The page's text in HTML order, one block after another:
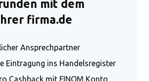
mit dem
firma.de
Ansprechpartner
Eintragung ins Handelsregister
Cashback mit FINOM Konto